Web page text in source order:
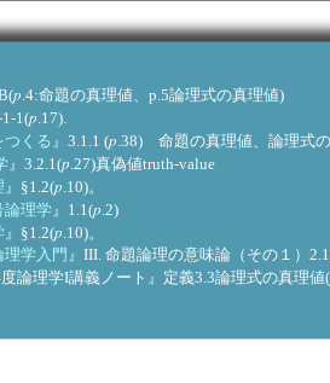
p.4:命題の真理値、p.5論理式の真理値)
1-1(p.17).
つくる』3.1.1 (p.38) 命題の真理値
』3.2.1(p.27)真偽値truth-value
』§1.2(p.10)。
論理学』1.1(p.2)
』§1.2(p.10)。
理学入門 』III. 命題論理の意味論（その１）
論理学I講義ノート』定義3.3論理式の真理値(